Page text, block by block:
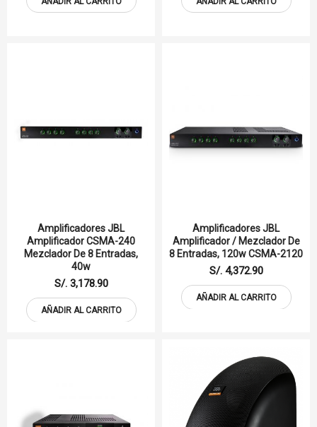
Amplificadores JBL
Amplificador CSMA-240
Mezclador De 8 Entradas,
40w
S/. 3,178.90
AÑADIR AL CARRITO
Amplificadores JBL
Amplificador / Mezclador De
8 Entradas, 120w CSMA-2120
S/. 4,372.90
AÑADIR AL CARRITO